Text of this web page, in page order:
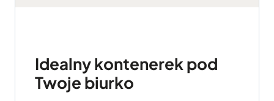
Idealny kontenerek pod
Twoje biurko